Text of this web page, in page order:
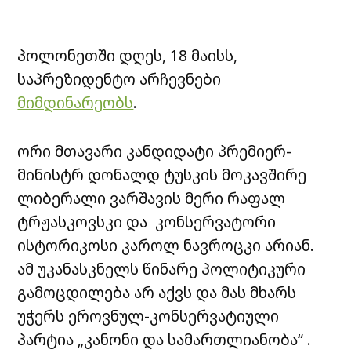
პოლონეთში დღეს, 18 მაისს,
საპრეზიდენტო არჩევნები
მიმდინარეობს.
ორი მთავარი კანდიდატი პრემიერ-
მინისტრ დონალდ ტუსკის მოკავშირე
ლიბერალი ვარშავის მერი რაფალ
ტრჟასკოვსკი და კონსერვატორი
ისტორიკოსი კაროლ ნავროცკი არიან.
ამ უკანასკნელს წინარე პოლიტიკური
გამოცდილება არ აქვს და მას მხარს
უჭერს ეროვნულ-კონსერვატიული
პარტია „კანონი და სამართლიანობა“ .